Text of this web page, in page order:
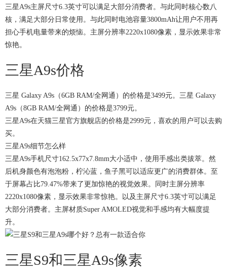
三星A9s主屏尺寸6.3英寸可以满足大部分消费者。与此同时核心数八
核，满足大部分日常使用。与此同时电池容量3800mAh让用户不用再
担心手机电量带来的烦恼。主屏分辨率2220x1080像素，显示效果非常
惊艳。
三星A9s价格
三星 Galaxy A9s（6GB RAM/全网通）的价格是3499元。三星 Galaxy
A9s（8GB RAM/全网通）的价格是3799元。
三星A9s在天猫三星官方旗舰店的价格是2999元，喜欢的用户可以去购
买。
三星A9s细节怎么样
三星A9s手机尺寸162.5x77x7.8mm大小适中，使用手感出类拔萃。然
后机身颜色有泡泡粉，柠沁蓝，鱼子黑可以适应更广的消费群体。至
于屏幕占比79.47%带来了更加惊艳的视觉效果。同时主屏分辨率
2220x1080像素，显示效果非常惊艳。以及主屏尺寸6.3英寸可以满足
大部分消费者。主屏材质Super AMOLED视觉和手感均有大幅度提
升。
三星S9和三星A9s像素